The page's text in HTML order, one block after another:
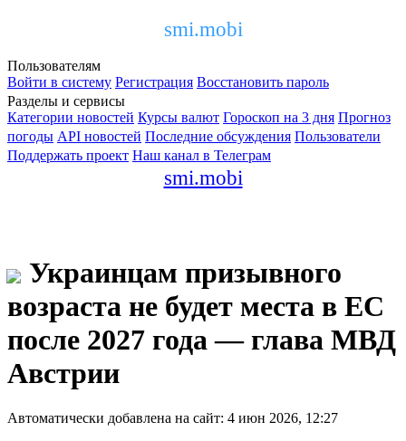
smi.mobi
Пользователям
Войти в систему Регистрация Восстановить пароль
Разделы и сервисы
Категории новостей Курсы валют Гороскоп на 3 дня Прогноз
погоды API новостей Последние обсуждения Пользователи
Поддержать проект Наш канал в Телеграм
smi.mobi
Украинцам призывного
возраста не будет места в ЕС
после 2027 года — глава МВД
Австрии
Автоматически добавлена на сайт: 4 июн 2026, 12:27